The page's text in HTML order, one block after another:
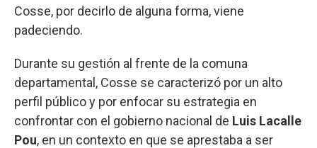
Cosse, por decirlo de alguna forma, viene
padeciendo.
Durante su gestión al frente de la comuna
departamental, Cosse se caracterizó por un alto
perfil público y por enfocar su estrategia en
confrontar con el gobierno nacional de Luis Lacalle
Pou, en un contexto en que se aprestaba a ser